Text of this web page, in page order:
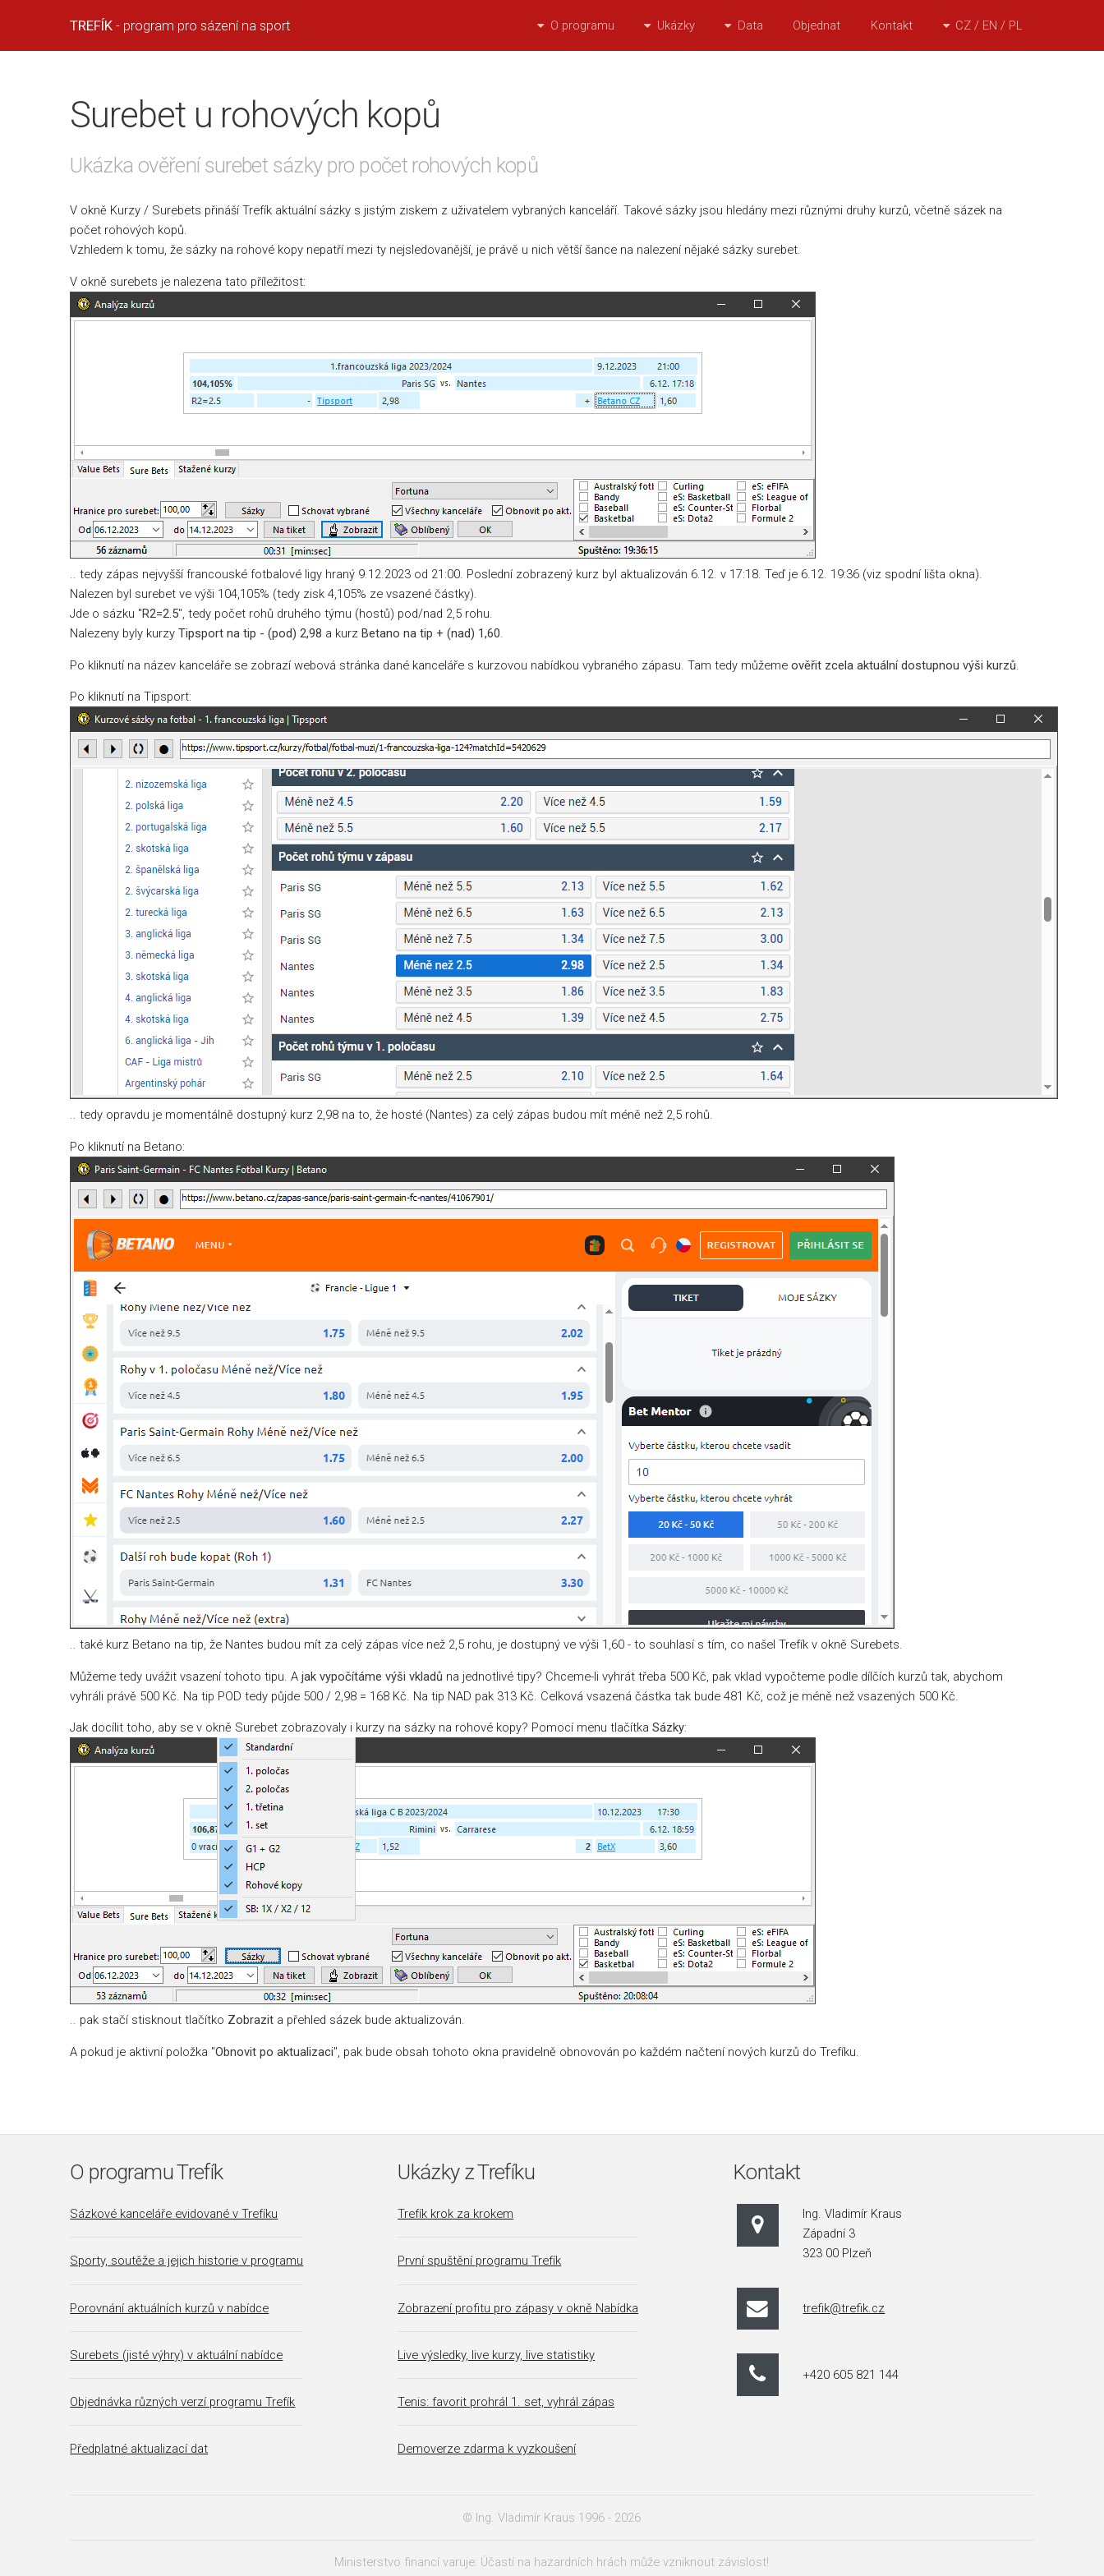
TREFÍK - program pro sázení na sport O programu Ukázky Data Objednat Kontakt CZ / EN / PL
Surebet u rohových kopů
Ukázka ověření surebet sázky pro počet rohových kopů
V okně Kurzy / Surebets přináší Trefík aktuální sázky s jistým ziskem z uživatelem vybraných kanceláří. Takové sázky jsou hledány mezi různými druhy kurzů, včetně sázek na
počet rohových kopů.
Vzhledem k tomu, že sázky na rohové kopy nepatří mezi ty nejsledovanější, je právě u nich větší šance na nalezení nějaké sázky surebet.
V okně surebets je nalezena tato příležitost:
.. tedy zápas nejvyšší francouské fotbalové ligy hraný 9.12.2023 od 21:00. Poslední zobrazený kurz byl aktualizován 6.12. v 17:18. Teď je 6.12. 19:36 (viz spodní lišta okna).
Nalezen byl surebet ve výši 104,105% (tedy zisk 4,105% ze vsazené částky).
Jde o sázku "R2=2.5", tedy počet rohů druhého týmu (hostů) pod/nad 2,5 rohu.
Nalezeny byly kurzyTipsport na tip - (pod) 2,98 a kurzBetano na tip + (nad) 1,60.
Po kliknutí na název kanceláře se zobrazí webová stránka dané kanceláře s kurzovou nabídkou vybraného zápasu. Tam tedy můžemeověřit zcela aktuální dostupnou výši kurzů.
Po kliknutí na Tipsport:
.. tedy opravdu je momentálně dostupný kurz 2,98 na to, že hosté (Nantes) za celý zápas budou mít méně než 2,5 rohů.
Po kliknutí na Betano:
.. také kurz Betano na tip, že Nantes budou mít za celý zápas více než 2,5 rohu, je dostupný ve výši 1,60 - to souhlasí s tím, co našel Trefík v okně Surebets.
Můžeme tedy uvážit vsazení tohoto tipu. Ajak vypočítáme výši vkladů na jednotlivé tipy? Chceme-li vyhrát třeba 500 Kč, pak vklad vypočteme podle dílčích kurzů tak, abychom
vyhráli právě 500 Kč. Na tip POD tedy půjde 500 / 2,98 = 168 Kč. Na tip NAD pak 313 Kč. Celková vsazená částka tak bude 481 Kč, což je méně než vsazených 500 Kč.
Jak docílit toho, aby se v okně Surebet zobrazovaly i kurzy na sázky na rohové kopy? Pomocí menu tlačítkaSázky:
.. pak stačí stisknout tlačítko Zobrazit a přehled sázek bude aktualizován.
A pokud je aktivní položka "Obnovit po aktualizaci", pak bude obsah tohoto okna pravidelně obnovován po každém načtení nových kurzů do Trefíku.
O programu Trefík
Sázkové kanceláře evidované v Trefíku
Sporty, soutěže a jejich historie v programu
Porovnání aktuálních kurzů v nabídce
Surebets (jisté výhry) v aktuální nabídce
Objednávka různých verzí programu Trefík
Předplatné aktualizací dat
Ukázky z Trefíku
Trefík krok za krokem
První spuštění programu Trefík
Zobrazení profitu pro zápasy v okně Nabídka
Live výsledky, live kurzy, live statistiky
Tenis: favorit prohrál 1. set, vyhrál zápas
Demoverze zdarma k vyzkoušení
Kontakt
Ing. Vladimír Kraus
Západní 3
323 00 Plzeň
trefik@trefik.cz
+420 605 821 144
© Ing. Vladimír Kraus 1996 - 2026
Ministerstvo financí varuje: Účastí na hazardních hrách může vzniknout závislost!